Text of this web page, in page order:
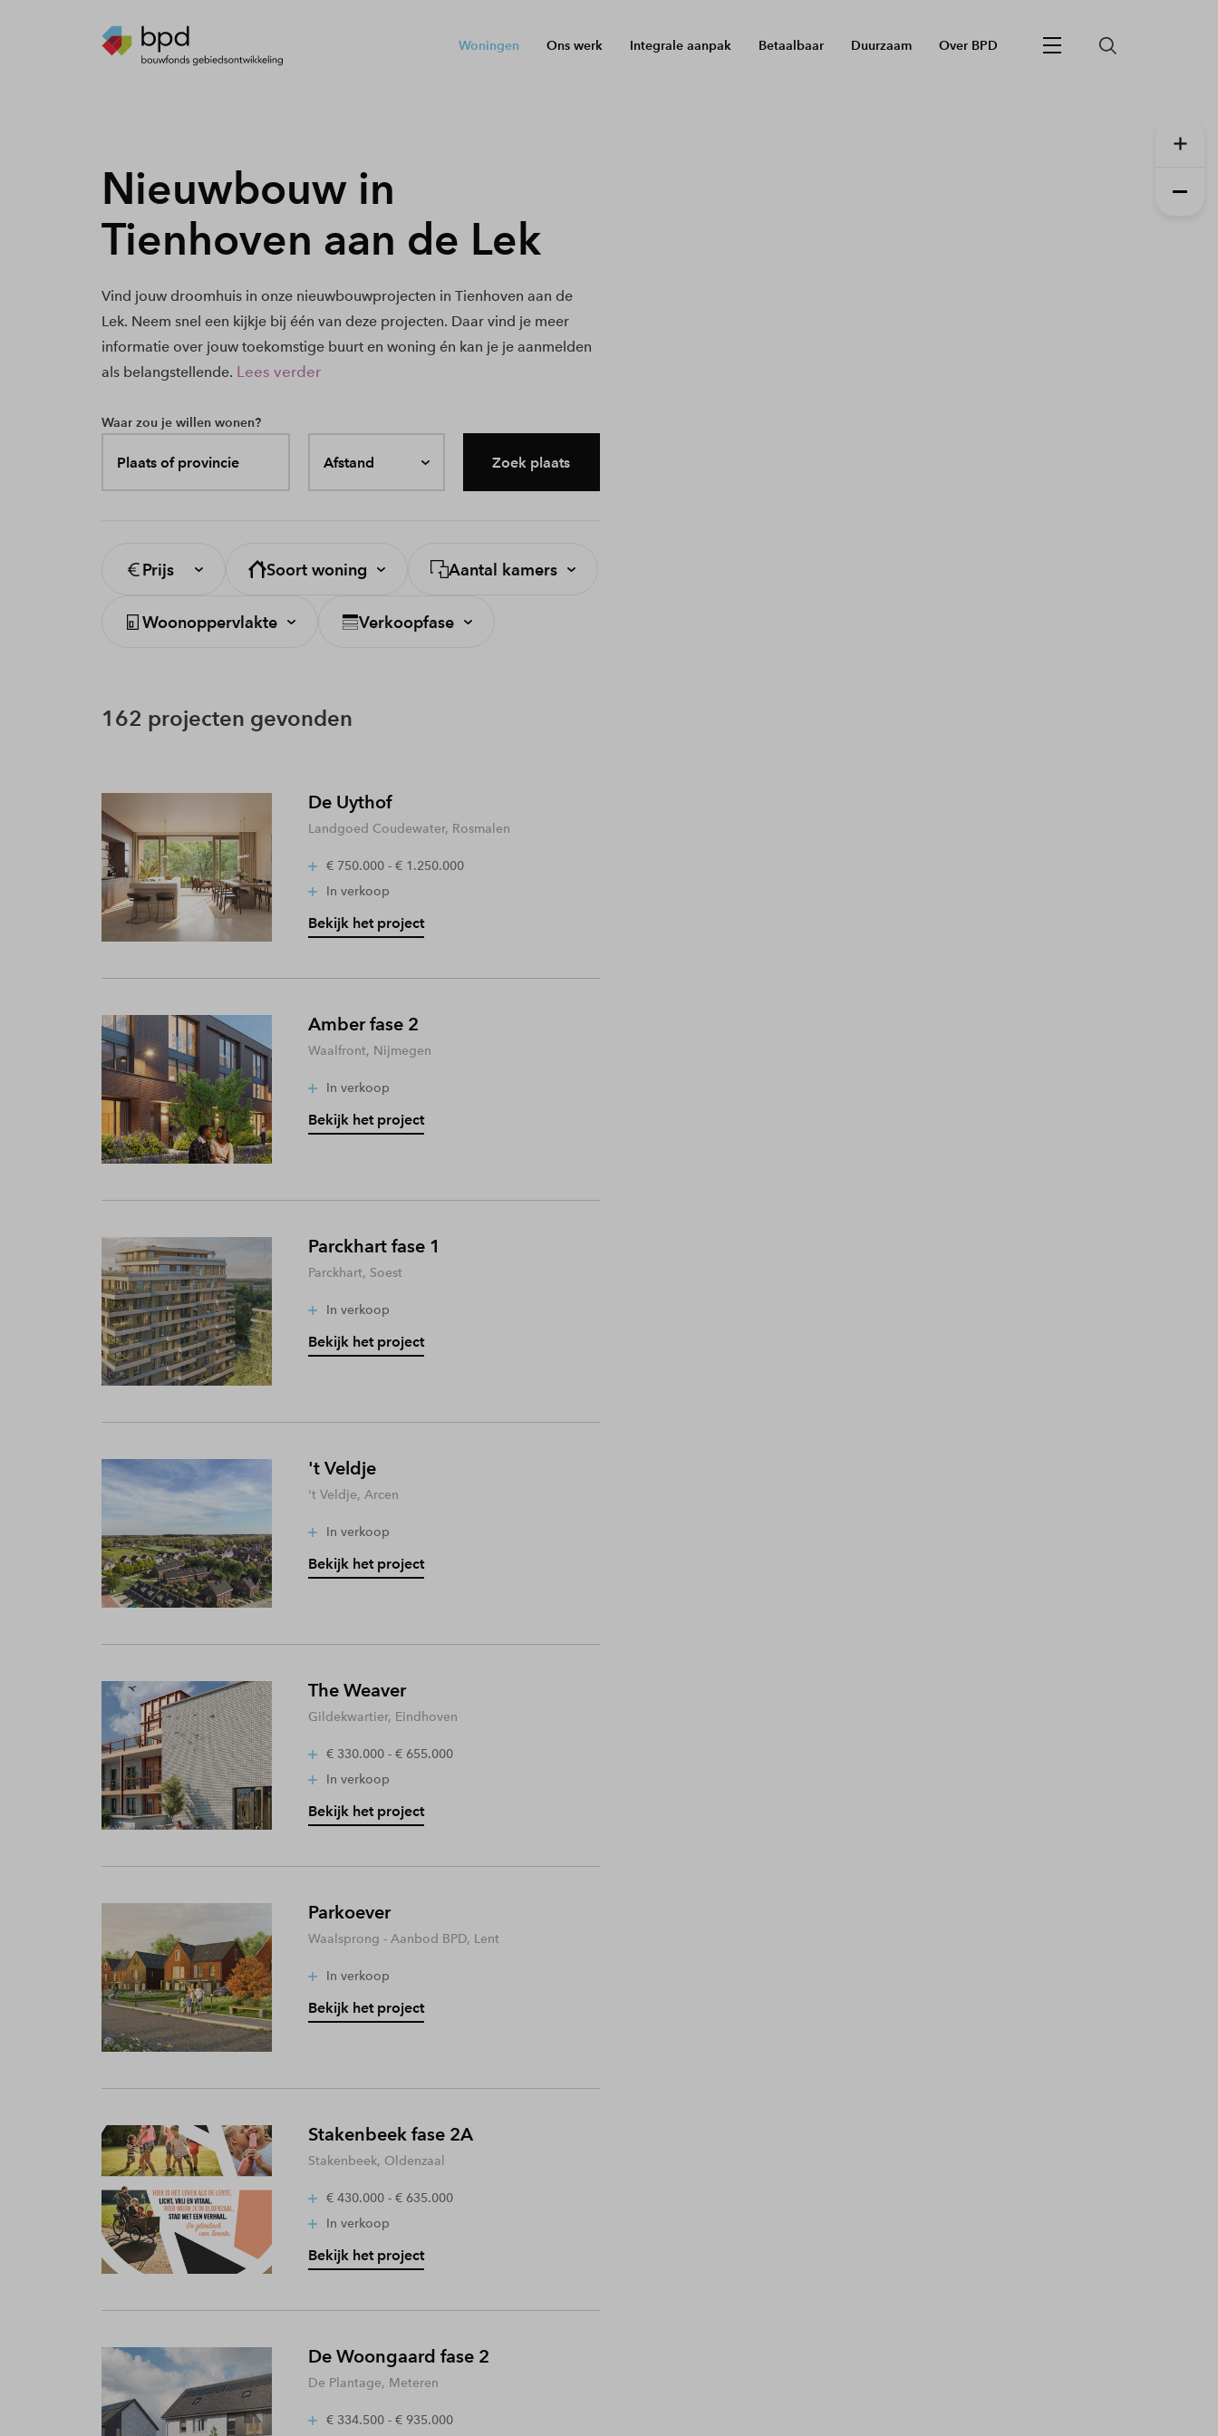
Woningen Ons werk Integrale aanpak Betaalbaar Duurzaam Over BPD
Nieuwbouw in
Tienhoven aan de Lek
Vind jouw droomhuis in onze nieuwbouwprojecten in Tienhoven aan de
Lek. Neem snel een kijkje bij één van deze projecten. Daar vind je meer
informatie over jouw toekomstige buurt en woning én kan je je aanmelden
als belangstellende. Lees verder
Waar zou je willen wonen?
Plaats of provincie Afstand Zoek plaats
Prijs Soort woning Aantal kamers
Woonoppervlakte Verkoopfase
162 projecten gevonden
De Uythof
Landgoed Coudewater, Rosmalen
€ 750.000 - € 1.250.000
In verkoop
Bekijk het project
Amber fase 2
Waalfront, Nijmegen
In verkoop
Bekijk het project
Parckhart fase 1
Parckhart, Soest
In verkoop
Bekijk het project
't Veldje
't Veldje, Arcen
In verkoop
Bekijk het project
The Weaver
Gildekwartier, Eindhoven
€ 330.000 - € 655.000
In verkoop
Bekijk het project
Parkoever
Waalsprong - Aanbod BPD, Lent
In verkoop
Bekijk het project
Stakenbeek fase 2A
Stakenbeek, Oldenzaal
€ 430.000 - € 635.000
In verkoop
Bekijk het project
De Woongaard fase 2
De Plantage, Meteren
€ 334.500 - € 935.000